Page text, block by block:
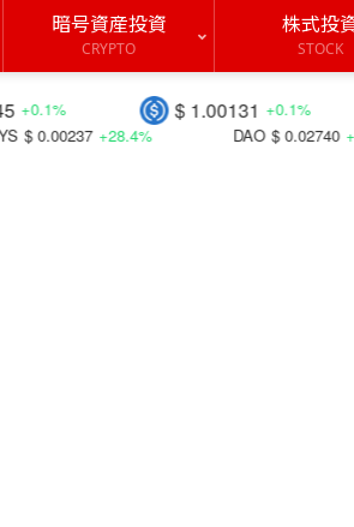
暗号資産投資
CRYPTO
株式投
STOCK
$
$ 1.00131 +0.1%
DAO $ 0.02740 +33.8%